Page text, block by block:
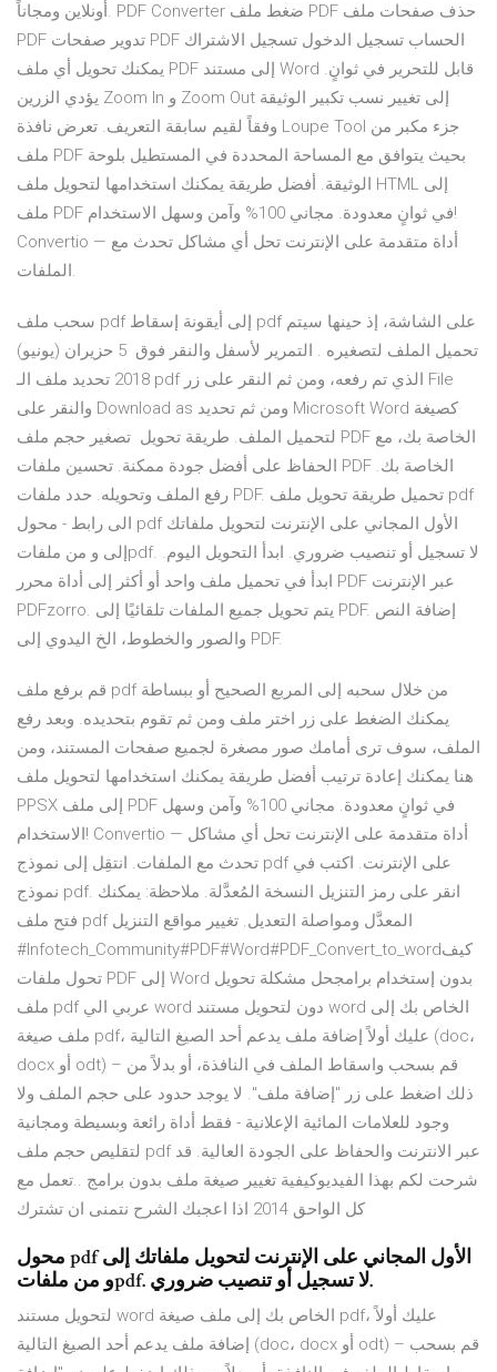
أونلاين ومجاناً. PDF Converter ضغط ملف PDF حذف صفحات ملف
PDF تدوير صفحات PDF الحساب تسجيل الدخول تسجيل الاشتراك
يمكنك تحويل أي ملف PDF إلى مستند Word قابل للتحرير في ثوانٍ.
يؤدي الزرين Zoom In و Zoom Out إلى تغيير نسب تكبير الوثيقة
وفقاً لقيم سابقة التعريف. تعرض نافذة Loupe Tool جزء مكبر من
ملف PDF بحيث يتوافق مع المساحة المحددة في المستطيل بلوحة
الوثيقة. أفضل طريقة يمكنك استخدامها لتحويل ملف HTML إلى
ملف PDF في ثوانٍ معدودة. مجاني 100% وآمن وسهل الاستخدام!
Convertio — أداة متقدمة على الإنترنت تحل أي مشاكل تحدث مع
الملفات.
سحب ملف pdf إلى أيقونة إسقاط pdf على الشاشة، إذ حينها سيتم
تحميل الملف لتصغيره . التمرير لأسفل والنقر فوق 5 حزيران (يونيو)
2018 تحديد ملف الـ pdf الذي تم رفعه، ومن ثم النقر على زر File
والنقر على Download as ومن ثم تحديد Microsoft Word كصيغة
لتحميل الملف. طريقة تحويل تصغير حجم ملف PDF الخاصة بك، مع
الحفاظ على أفضل جودة ممكنة. تحسين ملفات PDF الخاصة بك.
رفع الملف وتحويله. حدد ملفات PDF. تحميل طريقة تحويل ملف pdf
الى رابط - محول pdf الأول المجاني على الإنترنت لتحويل ملفاتك
إلى و من ملفاتpdf. لا تسجيل أو تنصيب ضروري. ابدأ التحويل اليوم.
ابدأ في تحميل ملف واحد أو أكثر إلى أداة محرر PDF عبر الإنترنت
PDFzorro. يتم تحويل جميع الملفات تلقائيًا إلى PDF. إضافة النص
والصور والخطوط، الخ اليدوي إلى PDF.
قم برفع ملف pdf من خلال سحبه إلى المربع الصحيح أو ببساطة
يمكنك الضغط على زر اختر ملف ومن ثم تقوم بتحديده. وبعد رفع
الملف، سوف ترى أمامك صور مصغرة لجميع صفحات المستند، ومن
هنا يمكنك إعادة ترتيب أفضل طريقة يمكنك استخدامها لتحويل ملف
PPSX إلى ملف PDF في ثوانٍ معدودة. مجاني 100% وآمن وسهل
الاستخدام! Convertio — أداة متقدمة على الإنترنت تحل أي مشاكل
تحدث مع الملفات. انتقِل إلى نموذج pdf على الإنترنت. اكتب في
نموذج pdf. انقر على رمز التنزيل النسخة المُعدَّلة. ملاحظة: يمكنك
فتح ملف pdf المعدَّل ومواصلة التعديل. تغيير مواقع التنزيل
#Infotech_Community#PDF#Word#PDF_Convert_to_wordكيف
تحول ملفات PDF إلى Word بدون إستخدام برامجحل مشكلة تحويل
ملف pdf عربي الي word دون لتحويل مستند word الخاص بك إلى
ملف صيغة pdf، عليك أولاً إضافة ملف يدعم أحد الصيغ التالية (doc،
docx أو odt) – قم بسحب واسقاط الملف في النافذة، أو بدلاً من
ذلك اضغط على زر "إضافة ملف". لا يوجد حدود على حجم الملف ولا
وجود للعلامات المائية الإعلانية - فقط أداة رائعة وبسيطة ومجانية
لتقليص حجم ملف pdf عبر الانترنت والحفاظ على الجودة العالية. قد
شرحت لكم بهذا الفيديوكيفية تغيير صيغة ملف بدون برامج ..تعمل مع
كل الواحق 2014 اذا اعجبك الشرح نتمنى ان تشترك
محول pdf الأول المجاني على الإنترنت لتحويل ملفاتك إلى
و من ملفاتpdf. لا تسجيل أو تنصيب ضروري.
لتحويل مستند word الخاص بك إلى ملف صيغة pdf، عليك أولاً
إضافة ملف يدعم أحد الصيغ التالية (doc، docx أو odt) – قم بسحب